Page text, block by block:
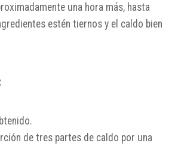
una hora más, hasta
estén tiernos y el caldo bien
de tres partes de caldo por una